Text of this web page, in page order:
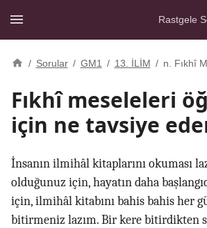
Rastgele
/ Sorular / GM1 / 13. İLİM / n. Fıkhî
Fıkhî meseleleri
için ne tavsiye
İnsanın ilmihâl kitaplarını okuması
olduğunuz için, hayatın daha
için, ilmihâl kitabını bahis bahis her
bitirmeniz lazım. Bir kere bitirdikten